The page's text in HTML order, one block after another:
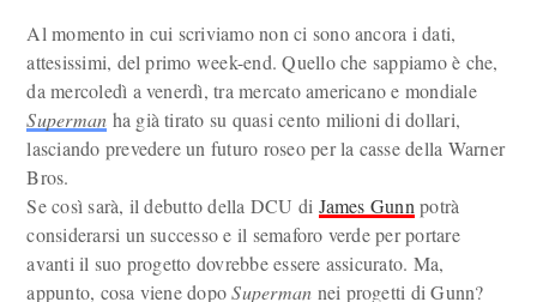
Al momento in cui scriviamo non ci sono ancora i dati,
attesissimi, del primo week-end. Quello che sappiamo è che,
da mercoledì a venerdì, tra mercato americano e mondiale
Superman ha già tirato su quasi cento milioni di dollari,
lasciando prevedere un futuro roseo per la casse della Warner
Bros.
Se così sarà, il debutto della DCU di James Gunn potrà
considerarsi un successo e il semaforo verde per portare
avanti il suo progetto dovrebbe essere assicurato. Ma,
appunto, cosa viene dopoSuperman nei progetti di Gunn?